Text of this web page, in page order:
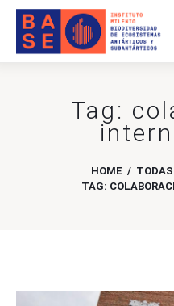
Tag:
HOME
TAG:
INICIO